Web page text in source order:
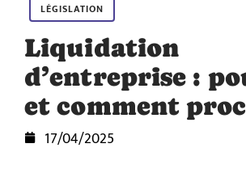
LÉGISLATION
Liquidation
d’entreprise :
et comment
17/04/2025